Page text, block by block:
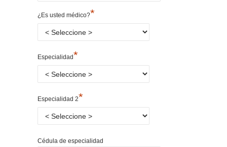
¿Es usted médico?*
Especialidad*
Especialidad 2*
Cédula de especialidad